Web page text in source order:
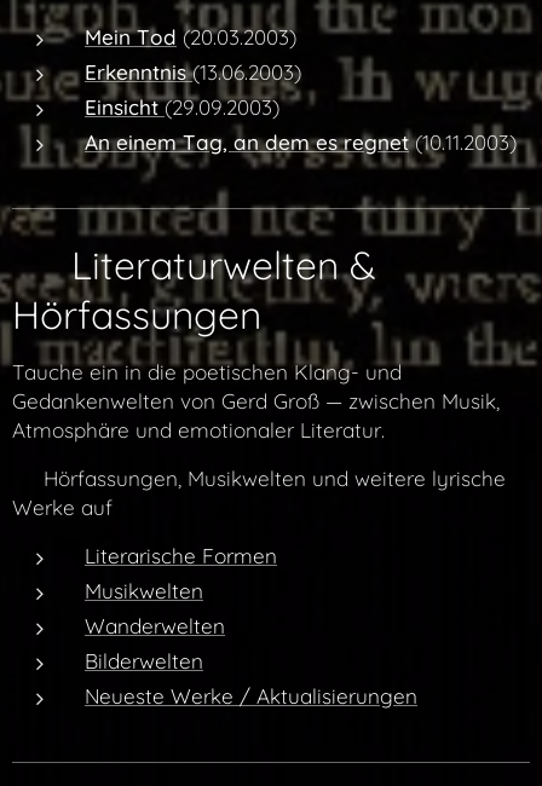
Mein Tod (20.03.2003)
Erkenntnis(13.06.2003)
Einsicht(29.09.2003)
An einem Tag, an dem es regnet(10.11.2003)
✨ Literaturwelten &
Hörfassungen
Tauche ein in die poetischen Klang- und
Gedankenwelten von Gerd Groß — zwischen Musik,
Atmosphäre und emotionaler Literatur.
👉 Hörfassungen, Musikwelten und weitere lyrische
Werke auf
Literarische Formen
Musikwelten
Wanderwelten
Bilderwelten
Neueste Werke / Aktualisierungen